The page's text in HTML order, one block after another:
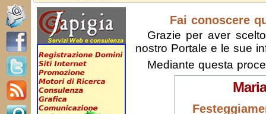
Fai conoscere
Grazie per aver
nostro Portale e le sue
Mediante questa